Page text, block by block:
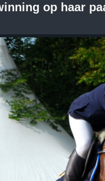
op haar